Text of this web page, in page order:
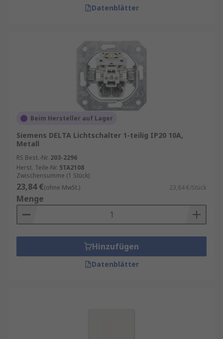
Datenblätter
Beim Hersteller auf Lager
Siemens DELTA Lichtschalter 1-teilig IP20 10A,
Metall
RS Best.-Nr. 203-2296
Herst. Teile-Nr. 5TA2108
Zwischensumme (1 Stück)
23,84 €(ohne MwSt.) 23,84 €/Stück
Menge
Hinzufügen
Datenblätter